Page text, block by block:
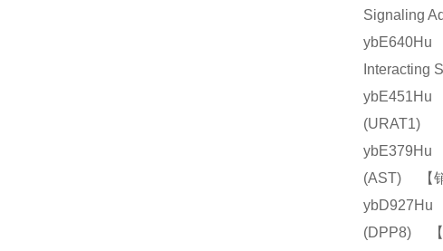
Signaling
Interacting
ybE451Hu
(URAT1)
ybE379Hu
(AST) 【
ybD927Hu
(DPP8) 【